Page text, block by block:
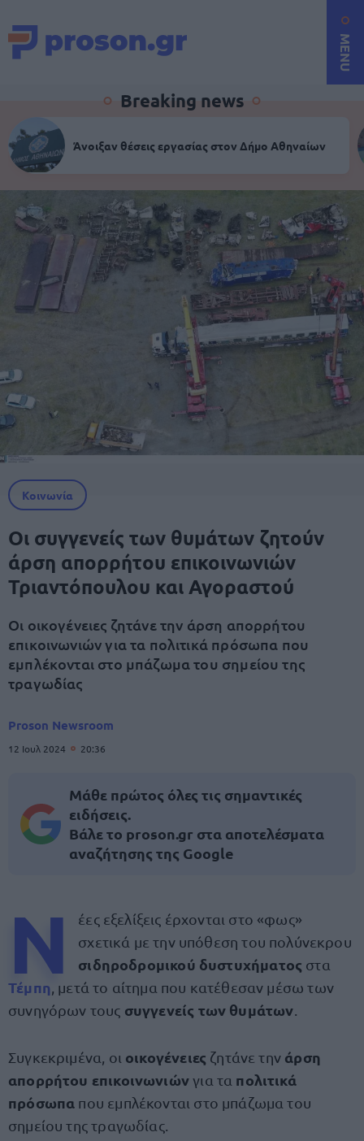
MENU
Breaking news
Άνοιξαν θέσεις εργασίας στον Δήμο Αθηναίων
Κοινωνία
Οι συγγενείς των θυμάτων ζητούν
άρση απορρήτου επικοινωνιών
Τριαντόπουλου και Αγοραστού
Οι οικογένειες ζητάνε την άρση απορρήτου
επικοινωνιών για τα πολιτικά πρόσωπα που
εμπλέκονται στο μπάζωμα του σημείου της
τραγωδίας
Proson Newsroom
12 Ιουλ 2024 20:36
Μάθε πρώτος όλες τις σημαντικές
ειδήσεις.
Βάλε το proson.gr στα αποτελέσματα
αναζήτησης της Google
Ν
έες εξελίξεις έρχονται στο «φως»
σχετικά με την υπόθεση του πολύνεκρου
σιδηροδρομικού δυστυχήματος στα
Τέμπη , μετά το αίτημα που κατέθεσαν μέσω των
συνηγόρων τους συγγενείς των θυμάτων
Συγκεκριμένα, οι οικογένειες ζητάνε την άρση
απορρήτου επικοινωνιώνγια τα πολιτικά
πρόσωπα που εμπλέκονται στο μπάζωμα του
σημείου της τραγωδίας.